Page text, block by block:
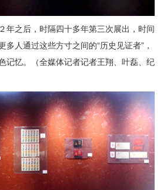
年之后，时隔四十多年第三次展出，时间
多人通过这些方寸之间的“历史见证者”，
记忆。
（全媒体记者记者王翔、叶磊、纪